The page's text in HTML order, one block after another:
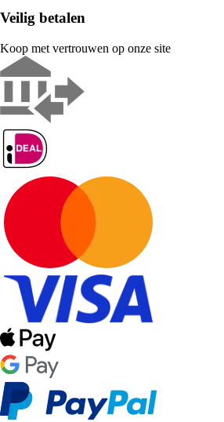
Veilig betalen
Koop met vertrouwen op onze site